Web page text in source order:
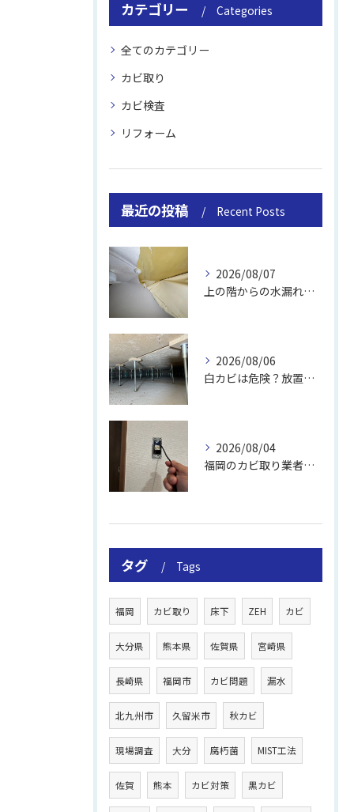
カテゴリー Categories
全てのカテゴリー
カビ取り
カビ検査
リフォーム
最近の投稿 Recent Posts
2026/08/07
上の階からの水漏れでカビ｜対処法と業者
2026/08/06
白カビは危険？放置のリスクと取り方
2026/08/04
福岡のカビ取り業者おすすめの選び方と費用
タグ Tags
福岡 カビ取り 床下 ZEH カビ
大分県 熊本県 佐賀県 宮崎県
長崎県 福岡市 カビ問題 漏水
北九州市 久留米市 秋カビ
現場調査 大分 腐朽菌 MIST工法
佐賀 熊本 カビ対策 黒カビ